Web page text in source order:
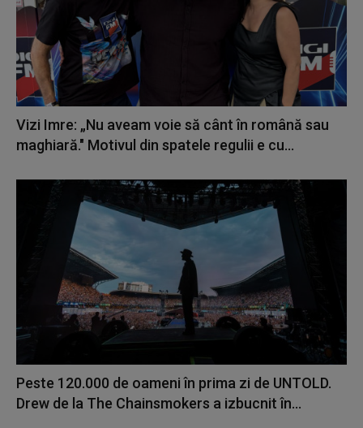
Vizi Imre: „Nu aveam voie să cânt în română sau
maghiară." Motivul din spatele regulii e cu...
Peste 120.000 de oameni în prima zi de UNTOLD.
Drew de la The Chainsmokers a izbucnit în...